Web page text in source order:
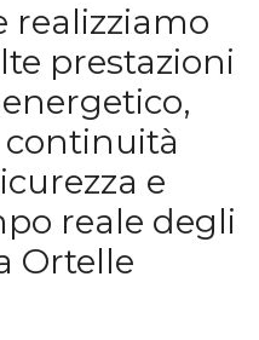
realizziamo
prestazioni
e
reale degli
Ortelle